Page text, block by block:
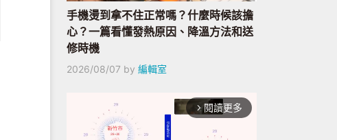
手機燙到拿不住正常嗎？什麼時候該擔
心？一篇看懂發熱原因、降溫方法和送
修時機
2026/08/07 by 編輯室
arrow_forward_ios 閱讀更多